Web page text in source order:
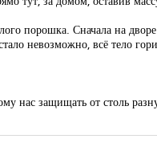
порошка. Сначала на
невозможно, всё тело
нас защищать от столь